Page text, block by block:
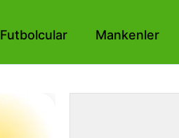
Futbolcular Mankenler